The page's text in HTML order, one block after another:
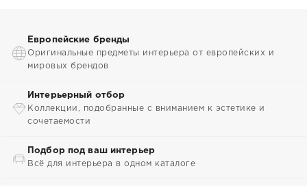
Европейские бренды
Оригинальные предметы интерьера от европейских и
мировых брендов
Интерьерный отбор
Коллекции, подобранные с вниманием к эстетике и
сочетаемости
Подбор под ваш интерьер
Всё для интерьера в одном каталоге